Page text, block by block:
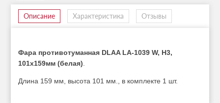
Описание Характеристика Отзывы
Фара противотуманная DLAA LA-1039 W, H3,
101х159мм (белая)
Длина 159 мм, высота 101 мм., в комплекте 1 шт.